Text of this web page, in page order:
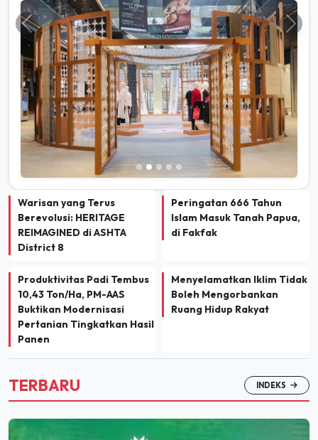
Previous
Warisan yang Terus
Berevolusi: HERITAGE
REIMAGINED di ASHTA
District 8
Peringatan 666 Tahun
Islam Masuk Tanah Papua,
di Fakfak
Produktivitas Padi Tembus
10,43 Ton/Ha, PM-AAS
Buktikan Modernisasi
Pertanian Tingkatkan Hasil
Panen
Menyelamatkan Iklim Tidak
Boleh Mengorbankan
Ruang Hidup Rakyat
TERBARU INDEKS